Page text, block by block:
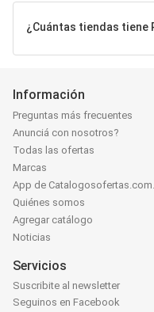
¿Cuántas tiendas tiene
Información
Preguntas más frecuentes
Anunciá con nosotros?
Todas las ofertas
Marcas
App de
Quiénes somos
Agregar catálogo
Noticias
Servicios
Suscribite al newsletter
Seguinos en Facebook